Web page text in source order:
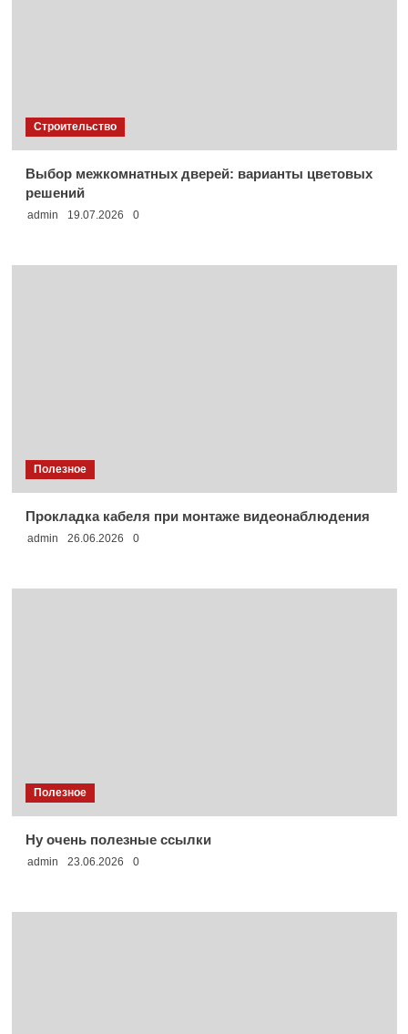
Строительство
Выбор межкомнатных дверей: варианты цветовых
решений
admin 19.07.2026 0
Полезное
Прокладка кабеля при монтаже видеонаблюдения
admin 26.06.2026 0
Полезное
Ну очень полезные ссылки
admin 23.06.2026 0